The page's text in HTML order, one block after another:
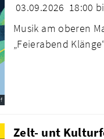
03.09.2026 18:00
Musik am oberen
„Feierabend
Zelt- unt